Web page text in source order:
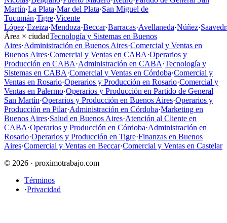
Martín·La Plata·Mar del Plata·San Miguel de
Tucumán·Tigre·Vicente
López·Ezeiza·Mendoza·Beccar·Barracas·Avellaneda·Núñez·
Área × ciudadTecnología y Sistemas en Buenos
Aires·Administración en Buenos Aires·Comercial y Ventas en
Buenos Aires·Comercial y Ventas en CABA·Operarios y
Producción en CABA·Administración en CABA·Tecnología y
Sistemas en CABA·Comercial y Ventas en Córdoba·Comercial y
Ventas en Rosario·Operarios y Producción en Rosario·Comercial y
Ventas en Palermo·Operarios y Producción en Partido de General
San Martín·Operarios y Producción en Buenos Aires·Operarios y
Producción en Pilar·Administración en Córdoba·Marketing en
Buenos Aires·Salud en Buenos Aires·Atención al Cliente en
CABA·Operarios y Producción en Córdoba·Administración en
Rosario·Operarios y Producción en Tigre·Finanzas en Buenos
Aires·Comercial y Ventas en Beccar·Comercial y Ventas en Castelar
© 2026 · proximotrabajo.com
Términos
·Privacidad